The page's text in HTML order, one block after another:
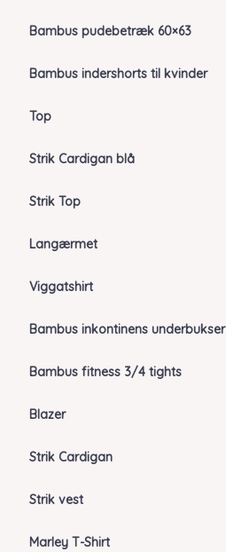
Bambus pudebetræk 60×63
Bambus indershorts til kvinder
Top
Strik Cardigan blå
Strik Top
Langærmet
Viggatshirt
Bambus inkontinens underbukser
Bambus fitness 3/4 tights
Blazer
Strik Cardigan
Strik vest
Marley T-Shirt